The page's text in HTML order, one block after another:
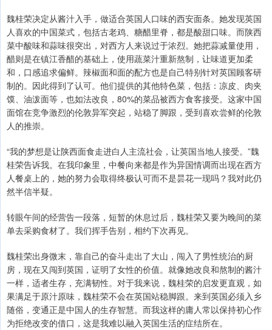
魏桂荣决定从酱汁入手，做适合英国人口味的西安面条。她发现英国
人喜欢的中国菜式，包括古老鸡、糖醋里脊，都是酸甜口味。而陕西
菜中酸味和蒜味很突出，对西方人来说过于浓烈。她把蒜减量使用，
醋则是在镇江香醋的基础上，使用蔬菜汁重新熬制，让味道更加柔
和，口感追求偏鲜。辣椒面和面的配方也是自己特别针对英国顾客研
制的。因此得到了认可。他们提供的其他特色菜，包括：凉皮、肉夹
馍、油泼面等，也如法改良，80%的菜品被西方食客接受。这家中国
面馆在竞争激烈的伦敦异军突起，站稳了脚跟，受到喜欢尝鲜的伦敦
人的推崇。
“我的梦想是让陕西面食走进白人主流社会，让英国当地人接受。”魏
桂荣告诉我。在我印象里，中餐向来都是作为异国情调而出现在西方
人餐桌上的，她的努力会取得终极认可而不是昙花一现吗？我对此仍
然半信半疑。
转眼午间的经营告一段落，短暂的休息过后，魏桂荣又要为晚间的菜
单去采购食材了。我们挥手告别，相约下次再见。
魏桂荣出身微末，靠自己的奋斗走出了大山，闯入了男性统治的厨
房，现在又闯到英国，证明了女性的价值。就像她改良和熬制的酱汁
一样，适者生存，充满韧性。对于我来说，魏桂荣的启发更直观，如
果满足于原汁原味，魏桂荣不会在英国站稳脚跟。来到英国必须入乡
随俗，变通正是中国人的生存智慧。而我这样的庸人常以保持初心作
为拒绝改变的借口，这是我难以融入英国生活的症结所在。